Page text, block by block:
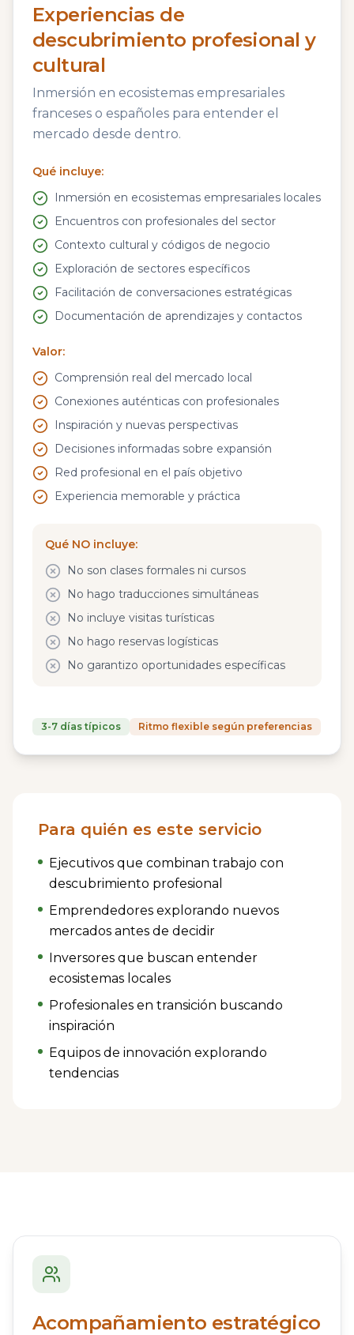
Experiencias de
descubrimiento profesional y
cultural
Inmersión en ecosistemas empresariales
franceses o españoles para entender el
mercado desde dentro.
Qué incluye:
Inmersión en ecosistemas empresariales locales
Encuentros con profesionales del sector
Contexto cultural y códigos de negocio
Exploración de sectores específicos
Facilitación de conversaciones estratégicas
Documentación de aprendizajes y contactos
Valor:
Comprensión real del mercado local
Conexiones auténticas con profesionales
Inspiración y nuevas perspectivas
Decisiones informadas sobre expansión
Red profesional en el país objetivo
Experiencia memorable y práctica
Qué NO incluye:
No son clases formales ni cursos
No hago traducciones simultáneas
No incluye visitas turísticas
No hago reservas logísticas
No garantizo oportunidades específicas
3-7 días típicos Ritmo flexible según preferencias
Para quién es este servicio
Ejecutivos que combinan trabajo con
descubrimiento profesional
Emprendedores explorando nuevos
mercados antes de decidir
Inversores que buscan entender
ecosistemas locales
Profesionales en transición buscando
inspiración
Equipos de innovación explorando
tendencias
Acompañamiento estratégico